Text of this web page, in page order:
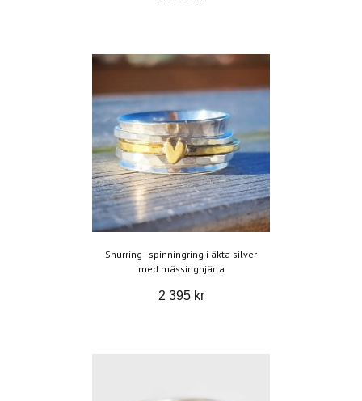
Snurring - spinningring i äkta silver
med mässinghjärta
2 395 kr